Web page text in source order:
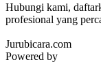
Hubungi kami,
profesional yang
Jurubicara.com
Powered by